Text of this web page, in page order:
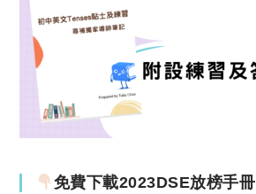
免費下載2023DSE放榜手冊